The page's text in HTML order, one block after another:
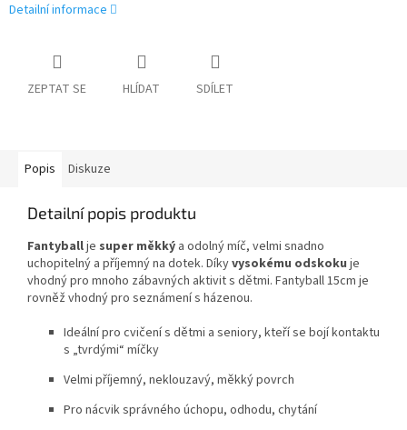
Detailní informace
ZEPTAT SE HLÍDAT SDÍLET
Popis Diskuze
Detailní popis produktu
Fantyballje super měkký a odolný míč, velmi snadno
uchopitelný a příjemný na dotek. Díkyvysokému odskoku je
vhodný pro mnoho zábavných aktivit s dětmi. Fantyball 15cm je
rovněž vhodný pro seznámení s házenou.
Ideální pro cvičení s dětmi a seniory, kteří se bojí kontaktu
s „tvrdými“ míčky
Velmi příjemný, neklouzavý, měkký povrch
Pro nácvik správného úchopu, odhodu, chytání